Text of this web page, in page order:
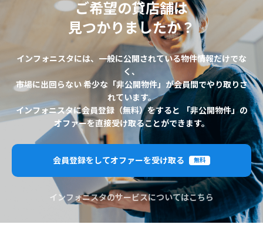
ご希望の貸店舗は
見つかりましたか？
インフォニスタには、一般に公開されている物件情報だけでな
く、
市場に出回らない 希少な「非公開物件」が会員間でやり取りさ
れています。
インフォニスタに会員登録（無料）をすると 「非公開物件」の
オファーを直接受け取ることができます。
会員登録をしてオファーを受け取る 無料
インフォニスタのサービスについてはこちら